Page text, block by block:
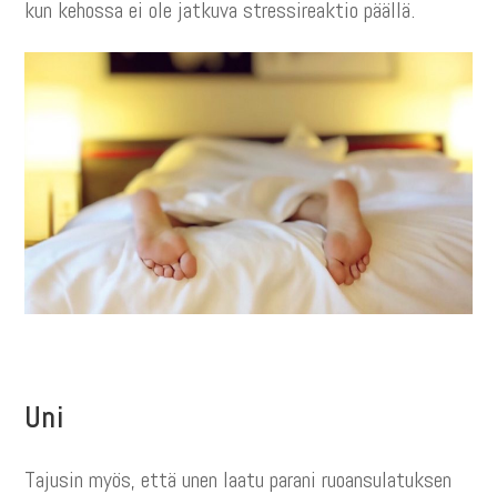
kun kehossa ei ole jatkuva stressireaktio päällä.
Uni
Tajusin myös, että unen laatu parani ruoansulatuksen